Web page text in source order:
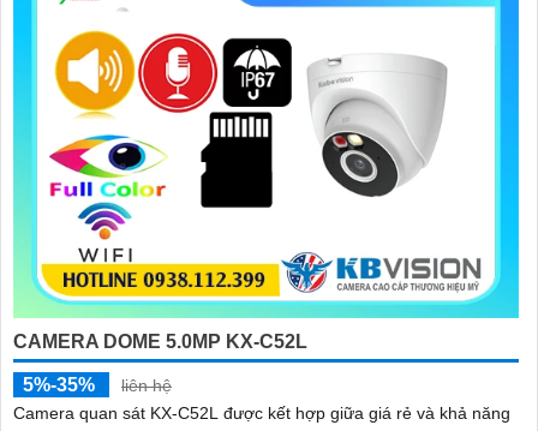
CAMERA DOME 5.0MP KX-C52L
5%-35%
liên hệ
Camera quan sát KX-C52L được kết hợp giữa giá rẻ và khả năng